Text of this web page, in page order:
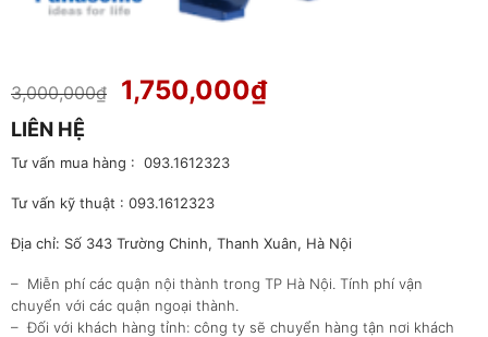
3,000,000₫
Giá
gốc
3,000,000₫.
1,750,000₫Giá
LIÊN HỆ
Tư vấn mua hàng : 093.1612323
Tư vấn kỹ thuật : 093.1612323
Địa chỉ: Số 343 Trường Chinh, Thanh Xuân, Hà Nội
– Miễn phí các quận nội thành trong TP Hà Nội. Tính phí vận
chuyển với các quận ngoại thành.
– Đối với khách hàng tỉnh: công ty sẽ chuyển hàng tận nơi khách